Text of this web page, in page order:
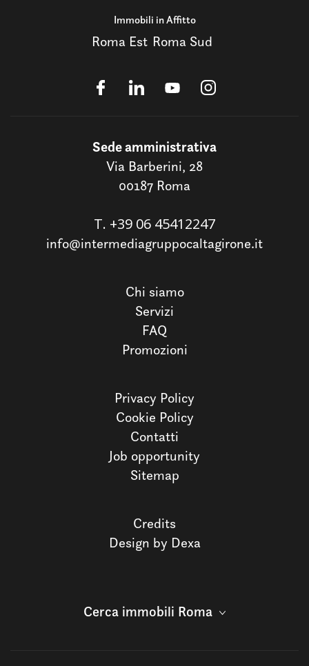
Immobili in Affitto
Roma Est Roma Sud
Sede amministrativa
Via Barberini, 28
00187 Roma
T. +39 06 45412247
info@intermediagruppocaltagirone.it
Chi siamo
Servizi
FAQ
Promozioni
Privacy Policy
Cookie Policy
Contatti
Job opportunity
Sitemap
Credits
Design by Dexa
Cerca immobili Roma